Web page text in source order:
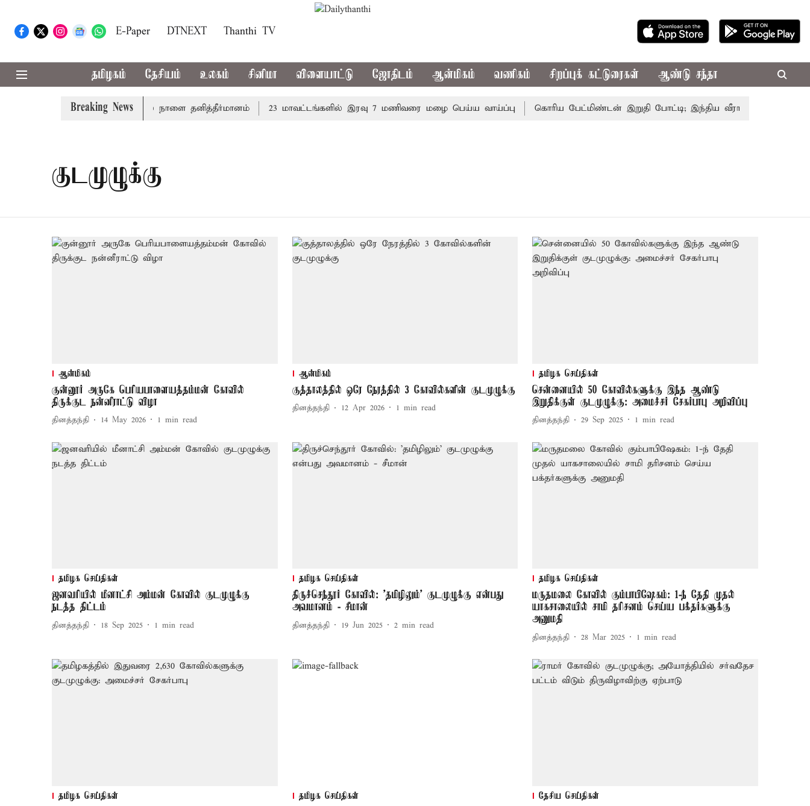
E-Paper DTNEXT Thanthi TV
தமிழகம் தேசியம் உலகம் சினிமா விளையாட்டு ஜோதிடம் ஆன்மிகம் வணிகம் சிறப்புக் கட்டுரைகள் ஆண்டு சந்தா
Breaking News
வாழ்த்து: சட்டமன்றத்தில் நாளை தனித்தீர்மானம் 23 மாவட்டங்களில் இரவு 7 மணிவரை மழை பெய்ய வாய்ப்பு கொரிய பேட்மிண்டன் இறுதி போட்டி; இந்திய வீராங்கனை சாம்பியன்
குடமுழுக்கு
ஆன்மிகம்
குன்னூர் அருகே பெரியபாளையத்தம்மன் கோவில்
திருக்குட நன்னீராட்டு விழா
தினத்தந்தி 14 May 2026 1 min read
ஆன்மிகம்
குத்தாலத்தில் ஒரே நேரத்தில் 3 கோவில்களின் குடமுழுக்கு
தினத்தந்தி 12 Apr 2026 1 min read
தமிழக செய்திகள்
சென்னையில் 50 கோவில்களுக்கு இந்த ஆண்டு
இறுதிக்குள் குடமுழுக்கு: அமைச்சர் சேகர்பாபு அறிவிப்பு
தினத்தந்தி 29 Sep 2025 1 min read
தமிழக செய்திகள்
ஜனவரியில் மீனாட்சி அம்மன் கோவில் குடமுழுக்கு
நடத்த திட்டம்
தினத்தந்தி 18 Sep 2025 1 min read
தமிழக செய்திகள்
திருச்செந்தூர் கோவில்: 'தமிழிலும்' குடமுழுக்கு என்பது
அவமானம் - சீமான்
தினத்தந்தி 19 Jun 2025 2 min read
தமிழக செய்திகள்
மருதமலை கோவில் கும்பாபிஷேகம்: 1-ந் தேதி முதல்
யாகசாலையில் சாமி தரிசனம் செய்ய பக்தர்களுக்கு
அனுமதி
தினத்தந்தி 28 Mar 2025 1 min read
தமிழக செய்திகள் தமிழக செய்திகள் தேசிய செய்திகள்